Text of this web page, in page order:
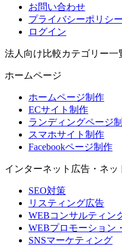
お問い合わせ
プライバシーポリシー
ログイン
法人向け比較カテゴリー一
ホームページ
ホームページ制作
ECサイト制作
ランディングページ
スマホサイト制作
Facebookページ制作
インターネット広告・ネッ
SEO対策
リスティング広告
WEBコンサルティン
WEBプロモーション
SNSマーケティング